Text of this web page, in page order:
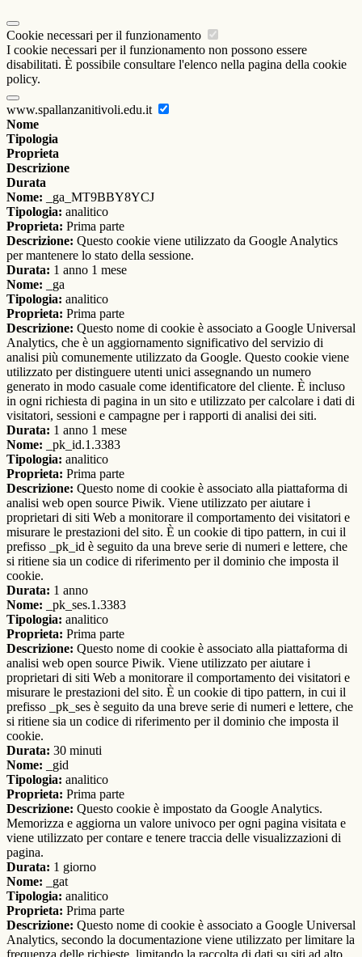
Cookie necessari per il funzionamento
I cookie necessari per il funzionamento non possono essere
disabilitati. È possibile consultare l'elenco nella pagina della cookie
policy.
www.spallanzanitivoli.edu.it
Nome
Tipologia
Proprieta
Descrizione
Durata
Nome: _ga_MT9BBY8YCJ
Tipologia: analitico
Proprieta: Prima parte
Descrizione: Questo cookie viene utilizzato da Google Analytics
per mantenere lo stato della sessione.
Durata: 1 anno 1 mese
Nome: _ga
Tipologia: analitico
Proprieta: Prima parte
Descrizione: Questo nome di cookie è associato a Google Universal
Analytics, che è un aggiornamento significativo del servizio di
analisi più comunemente utilizzato da Google. Questo cookie viene
utilizzato per distinguere utenti unici assegnando un numero
generato in modo casuale come identificatore del cliente. È incluso
in ogni richiesta di pagina in un sito e utilizzato per calcolare i dati di
visitatori, sessioni e campagne per i rapporti di analisi dei siti.
Durata: 1 anno 1 mese
Nome: _pk_id.1.3383
Tipologia: analitico
Proprieta: Prima parte
Descrizione: Questo nome di cookie è associato alla piattaforma di
analisi web open source Piwik. Viene utilizzato per aiutare i
proprietari di siti Web a monitorare il comportamento dei visitatori e
misurare le prestazioni del sito. È un cookie di tipo pattern, in cui il
prefisso _pk_id è seguito da una breve serie di numeri e lettere, che
si ritiene sia un codice di riferimento per il dominio che imposta il
cookie.
Durata: 1 anno
Nome: _pk_ses.1.3383
Tipologia: analitico
Proprieta: Prima parte
Descrizione: Questo nome di cookie è associato alla piattaforma di
analisi web open source Piwik. Viene utilizzato per aiutare i
proprietari di siti Web a monitorare il comportamento dei visitatori e
misurare le prestazioni del sito. È un cookie di tipo pattern, in cui il
prefisso _pk_ses è seguito da una breve serie di numeri e lettere, che
si ritiene sia un codice di riferimento per il dominio che imposta il
cookie.
Durata: 30 minuti
Nome: _gid
Tipologia: analitico
Proprieta: Prima parte
Descrizione: Questo cookie è impostato da Google Analytics.
Memorizza e aggiorna un valore univoco per ogni pagina visitata e
viene utilizzato per contare e tenere traccia delle visualizzazioni di
pagina.
Durata: 1 giorno
Nome: _gat
Tipologia: analitico
Proprieta: Prima parte
Descrizione: Questo nome di cookie è associato a Google Universal
Analytics, secondo la documentazione viene utilizzato per limitare la
frequenza delle richieste, limitando la raccolta di dati su siti ad alto